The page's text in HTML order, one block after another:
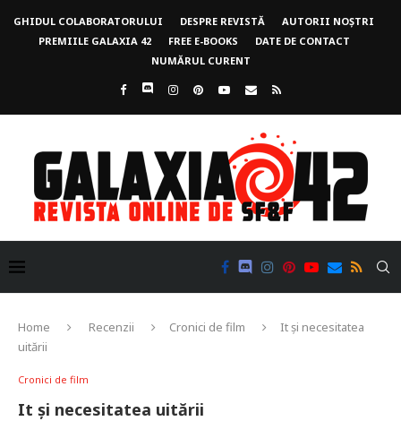
GHIDUL COLABORATORULUI DESPRE REVISTĂ
AUTORII NOȘTRI
PREMIILE GALAXIA 42
FREE E-BOOKS
DATE DE CONTACT
NUMĂRUL CURENT
Home Recenzii Cronici de film
It și necesitatea
uitării
Cronici de film
It și necesitatea uitării